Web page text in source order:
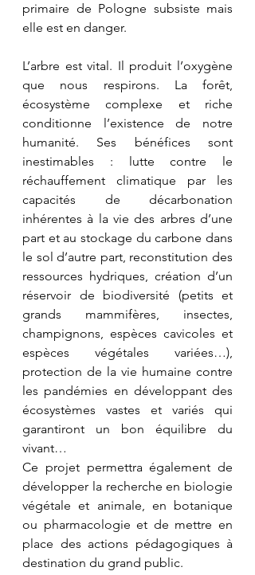
primaire de Pologne subsiste mais
elle est en danger.
L’arbre est vital. Il produit l’oxygène
que nous respirons. La forêt,
écosystème complexe et riche
conditionne l’existence de notre
humanité. Ses bénéfices sont
inestimables : lutte contre le
réchauffement climatique par les
capacités de décarbonation
inhérentes à la vie des arbres d’une
part et au stockage du carbone dans
le sol d’autre part, reconstitution des
ressources hydriques, création d’un
réservoir de biodiversité (petits et
grands mammifères, insectes,
champignons, espèces cavicoles et
espèces végétales variées…),
protection de la vie humaine contre
les pandémies en développant des
écosystèmes vastes et variés qui
garantiront un bon équilibre du
vivant…
Ce projet permettra également de
développer la recherche en biologie
végétale et animale, en botanique
ou pharmacologie et de mettre en
place des actions pédagogiques à
destination du grand public.